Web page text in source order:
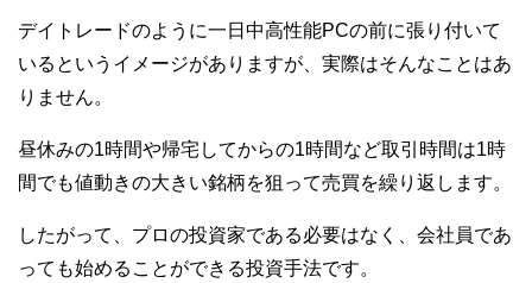
デイトレードのように一日中高性能PCの前に張り付いて
いるというイメージがありますが、実際はそんなことはあ
りません。
昼休みの1時間や帰宅してからの1時間など取引時間は1時
間でも値動きの大きい銘柄を狙って売買を繰り返します。
したがって、プロの投資家である必要はなく、会社員であ
っても始めることができる投資手法です。